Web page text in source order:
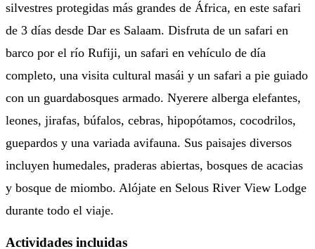
silvestres protegidas más grandes de África, en este safari
de 3 días desde Dar es Salaam. Disfruta de un safari en
barco por el río Rufiji, un safari en vehículo de día
completo, una visita cultural masái y un safari a pie guiado
con un guardabosques armado. Nyerere alberga elefantes,
leones, jirafas, búfalos, cebras, hipopótamos, cocodrilos,
guepardos y una variada avifauna. Sus paisajes diversos
incluyen humedales, praderas abiertas, bosques de acacias
y bosque de miombo. Alójate en Selous River View Lodge
durante todo el viaje.
Actividades incluidas